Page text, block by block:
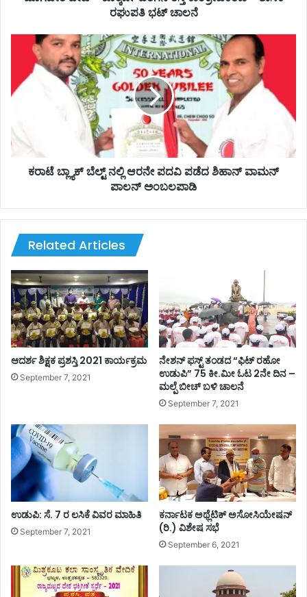
ಖ್
ಯ
ಸ್
ತೆ
ಯಿಂ
ಗ
-
ಮೊ
ಗ
ವೀ
ರ
ಪೇ
ಟೆ
-
ಕೊ
ಕ್
ಕ
ವ
ರೆ
ಗಿ
ನ
ರ
ಸ್
ತೆ
ಕಾಂ
ರಘುಪತಿ ಭಟ್ ಚಾಲನೆ
ಬ್ಲ್
ಯಾ
ಬೆ
ಲ್
ನೇ
ಪ
ದ
ವಿ
ಪ
ಡೆ
ದ
ಶಿ
ಹಾ
ನ್
ಪಾ
ಲ
ನ್
ಅಂ
ಬ
ಲ
ಪಾ
ಡಿ
ಕರಾಟೆ ಬ್ಲ್ಯಾಕ್ ಬೆಲ್ಟ್ ನಲ್ಲಿ ಆರನೇ ಪದವಿ ಪಡೆದ ಶಿಹಾನ್ ವಾಮನ್
ಪಾಲನ್ ಅಂಬಲಪಾಡಿ
Related Articles
ಆದರ್ಶ ಶಿಕ್ಷಕ ಪ್ರಶಸ್ತಿ 2021 ಕಾರ್ಯಕ್ರಮ
September 7, 2021
ನೇಶನ್ ಫಸ್ಟ್ ತಂಡದ “ಫಿಟ್ ರಹೋ
ಉಡುಪಿ” 75 ಕೀ.ಮೀ ಓಟ 2ನೇ ದಿನ –
ಮಲ್ಪೆ ಬೀಚ್ ಬಳಿ ಚಾಲನೆ
September 7, 2021
ಉಡುಪಿ: ಸೆ. 7 ರ ಲಸಿಕೆ ವಿವರ ಮಾಹಿತಿ
September 7, 2021
ಕರ್ನಾಟಕ ಅಥ್ಲೆಟಿಕ್ ಅಸೋಸಿಯೇಷನ್
(ರಿ.) ವಿಶೇಷ ಸಭೆ
September 6, 2021